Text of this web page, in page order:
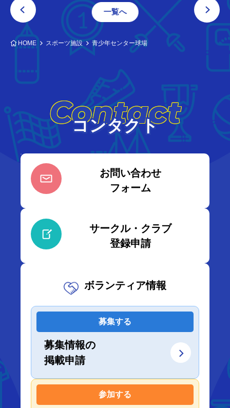
一覧へ
HOME スポーツ施設 青少年センター球場
Contact
コンタクト
お問い合わせ
フォーム
サークル・クラブ
登録申請
ボランティア情報
募集する
募集情報の
掲載申請
参加する